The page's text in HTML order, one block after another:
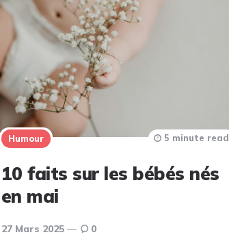
Humour
10 faits sur les bébés nés
en mai
27 Mars 2025
5 minute read
0